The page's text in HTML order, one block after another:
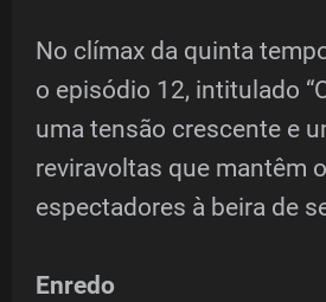
No clímax da quinta
o episódio 12, intitulado
uma tensão crescente e
reviravoltas que mantêm
espectadores à beira de
Enredo